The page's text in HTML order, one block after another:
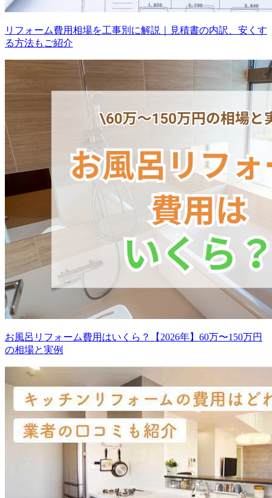
リフォーム費用相場を工事別に解説｜見積書の内訳、安くす
る方法もご紹介
お風呂リフォーム費用はいくら？【2026年】60万〜150万円
の相場と実例